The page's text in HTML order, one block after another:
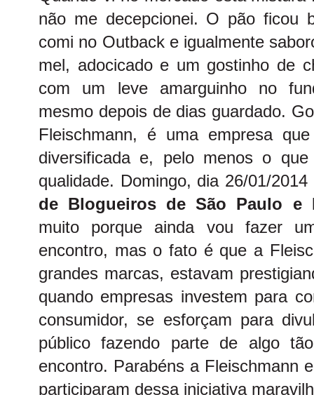
não me decepcionei. O pão ficou
comi no Outback e igualmente
mel, adocicado e um gostinho de
com um leve amarguinho no
mesmo depois de dias guardado.
Fleischmann, é uma empresa
diversificada e, pelo menos o
qualidade. Domingo, dia 26/01/
de Blogueiros de São Paulo e
muito porque ainda vou fazer
encontro, mas o fato é que a
grandes marcas, estavam
quando empresas investem para
consumidor, se esforçam para
público fazendo parte de algo
encontro. Parabéns a Fleischmann
participaram dessa iniciativa